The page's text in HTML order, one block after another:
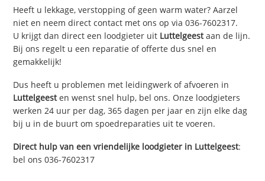
Heeft u lekkage, verstopping of geen warm water? Aarzel
niet en neem direct contact met ons op via 036-7602317.
U krijgt dan direct een loodgieter uit Luttelgeestaan de lijn.
Bij ons regelt u een reparatie of offerte dus snel en
gemakkelijk!
Dus heeft u problemen met leidingwerk of afvoeren in
Luttelgeesten wenst snel hulp, bel ons. Onze loodgieters
werken 24 uur per dag, 365 dagen per jaar en zijn elke dag
bij u in de buurt om spoedreparaties uit te voeren.
Direct hulp van een vriendelijke loodgieter in Luttelgeest:
bel ons 036-7602317